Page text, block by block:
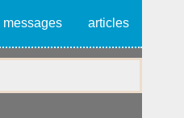
messages articles